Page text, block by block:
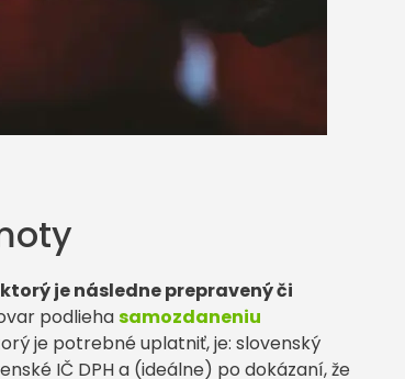
je následne prepravený či
podliehasamozdaneniu
je potrebné uplatniť, je: slovenský
IČ DPH a (ideálne) po dokázaní, že